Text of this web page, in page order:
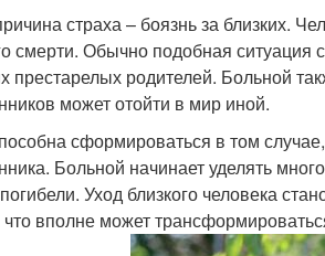
страха – боязнь за близких.
смерти. Обычно подобная ситуация
родителей. Больной
может отойти в мир иной.
сформироваться в том
Больной начинает уделять
Уход близкого человека
что вполне может